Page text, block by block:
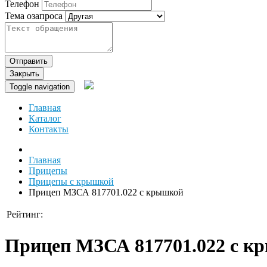
Телефон
Тема озапроса
Отправить
Закрыть
Toggle navigation
Главная
Каталог
Контакты
Главная
Прицепы
Прицепы с крышкой
Прицеп МЗСА 817701.022 с крышкой
Рейтинг:
Прицеп МЗСА 817701.022 с